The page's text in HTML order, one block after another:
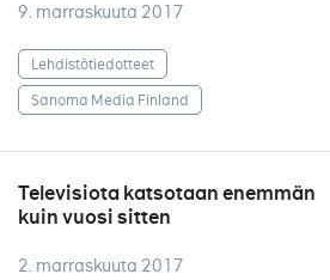
9. marraskuuta 2017
Lehdistötiedotteet
Sanoma Media Finland
Televisiota katsotaan enemmän
kuin vuosi sitten
2. marraskuuta 2017